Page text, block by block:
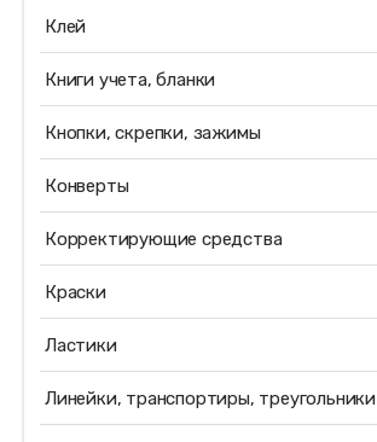
Клей
Книги учета, бланки
Кнопки, скрепки, зажимы
Конверты
Корректирующие средства
Краски
Ластики
Линейки, транспортиры, треугольники